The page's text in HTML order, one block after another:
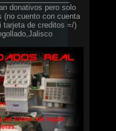
donativos pero solo
(no cuento con cuenta
tarjeta de creditos =/)